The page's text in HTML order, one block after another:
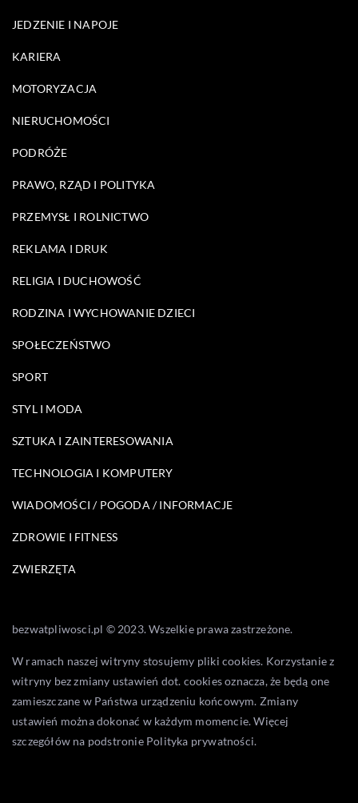
JEDZENIE I NAPOJE
KARIERA
MOTORYZACJA
NIERUCHOMOŚCI
PODRÓŻE
PRAWO, RZĄD I POLITYKA
PRZEMYSŁ I ROLNICTWO
REKLAMA I DRUK
RELIGIA I DUCHOWOŚĆ
RODZINA I WYCHOWANIE DZIECI
SPOŁECZEŃSTWO
SPORT
STYL I MODA
SZTUKA I ZAINTERESOWANIA
TECHNOLOGIA I KOMPUTERY
WIADOMOŚCI / POGODA / INFORMACJE
ZDROWIE I FITNESS
ZWIERZĘTA
bezwatpliwosci.pl © 2023. Wszelkie prawa zastrzeżone.
W ramach naszej witryny stosujemy pliki cookies. Korzystanie z
witryny bez zmiany ustawień dot. cookies oznacza, że będą one
zamieszczane w Państwa urządzeniu końcowym. Zmiany
ustawień można dokonać w każdym momencie. Więcej
szczegółów na podstronie Polityka prywatności.